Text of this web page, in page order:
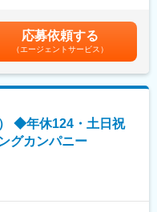
担う企業です。業務用冷蔵庫
システムまで多岐渡る商材を
に貢献しています。
り、顧客のニーズに総合的
く継続的に繋がる事で、安
・補助を行う事業です！施工
・公共事業主）の間に入るこ
施工の質や専門性を担保する
けるOJT教育を基本として
に業務を担当
けながら実践的に学習
方も、実務を通して理解可能
2回（7月・12月）※別途、特
収例】45歳・中途入社 10年
（基本給28.64万円＋諸手当
額であり、選考を通じて上下
固定手当を含めた表記です。
応募依頼する
（エージェントサービス）
◆年休124・土日祝
グカンパニー